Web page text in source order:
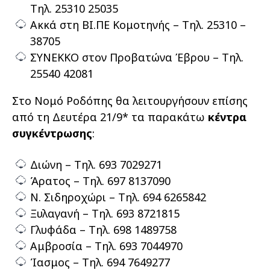
Τηλ. 25310 25035
Ακκά στη ΒΙ.ΠΕ Κομοτηνής – Τηλ. 25310 –
38705
ΣΥΝΕΚΚΟ στον Προβατώνα Έβρου – Τηλ.
25540 42081
Στο Νομό Ροδόπης θα λειτουργήσουν επίσης
από τη Δευτέρα 21/9* τα παρακάτω κέντρα
συγκέντρωσης:
Διώνη – Τηλ. 693 7029271
Άρατος – Τηλ. 697 8137090
Ν. Σιδηροχώρι – Τηλ. 694 6265842
Ξυλαγανή – Τηλ. 693 8721815
Γλυφάδα – Τηλ. 698 1489758
Αμβροσία – Τηλ. 693 7044970
Ίασμος – Τηλ. 694 7649277